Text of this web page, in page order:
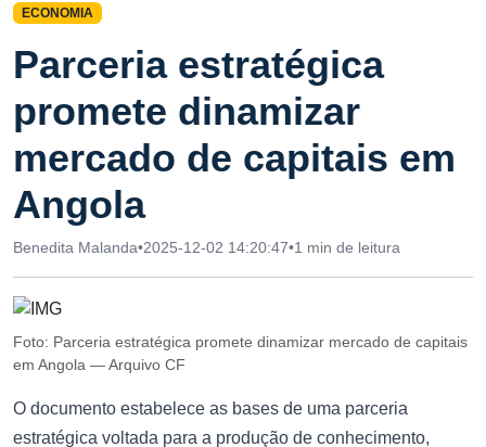
ECONOMIA
Parceria estratégica
promete dinamizar
mercado de capitais em
Angola
Benedita Malanda•2025-12-02 14:20:47•1 min de leitura
Foto: Parceria estratégica promete dinamizar mercado de capitais
em Angola — Arquivo CF
O documento estabelece as bases de uma parceria
estratégica voltada para a produção de conhecimento,